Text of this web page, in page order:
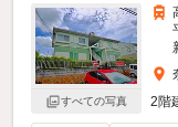
すべての写真
2階